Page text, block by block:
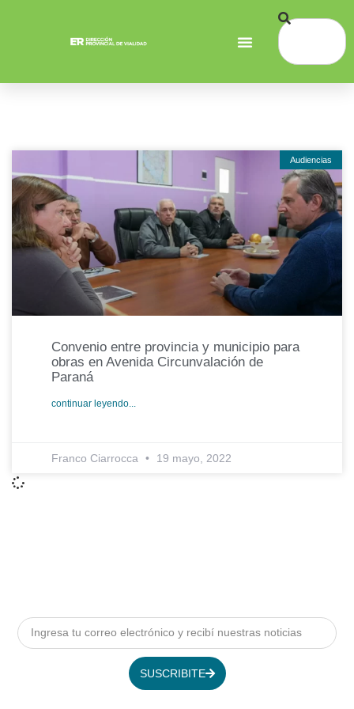
Audiencias
Convenio entre provincia y municipio para
obras en Avenida Circunvalación de
Paraná
continuar leyendo...
Franco Ciarrocca 19 mayo, 2022
SUSCRIBITE